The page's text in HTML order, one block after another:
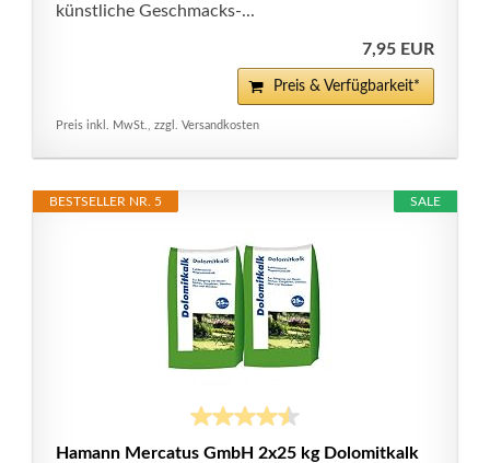
künstliche Geschmacks-...
7,95 EUR
Preis & Verfügbarkeit*
Preis inkl. MwSt., zzgl. Versandkosten
SALE
BESTSELLER NR. 5
Hamann Mercatus GmbH 2x25 kg Dolomitkalk